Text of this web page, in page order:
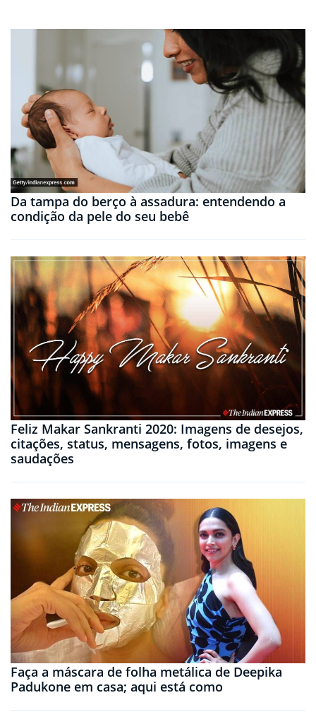
Da tampa do berço à assadura: entendendo a
condição da pele do seu bebê
Feliz Makar Sankranti 2020: Imagens de desejos,
citações, status, mensagens, fotos, imagens e
saudações
Faça a máscara de folha metálica de Deepika
Padukone em casa; aqui está como